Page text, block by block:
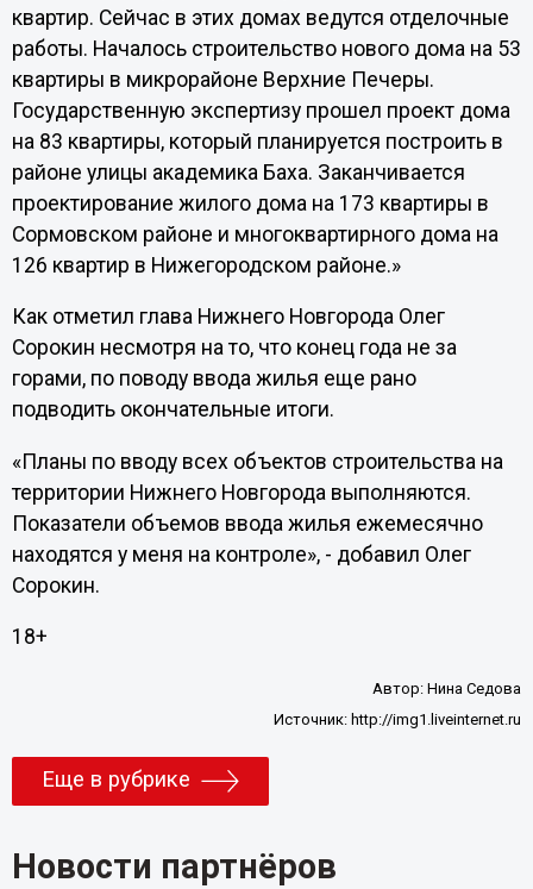
квартир. Сейчас в этих домах ведутся отделочные
работы. Началось строительство нового дома на 53
квартиры в микрорайоне Верхние Печеры.
Государственную экспертизу прошел проект дома
на 83 квартиры, который планируется построить в
районе улицы академика Баха. Заканчивается
проектирование жилого дома на 173 квартиры в
Сормовском районе и многоквартирного дома на
126 квартир в Нижегородском районе.»
Как отметил глава Нижнего Новгорода Олег
Сорокин несмотря на то, что конец года не за
горами, по поводу ввода жилья еще рано
подводить окончательные итоги.
«Планы по вводу всех объектов строительства на
территории Нижнего Новгорода выполняются.
Показатели объемов ввода жилья ежемесячно
находятся у меня на контроле», - добавил Олег
Сорокин.
18+
Автор:Нина Седова
Источник: http://img1.liveinternet.ru
Еще в рубрике
Новости партнёров